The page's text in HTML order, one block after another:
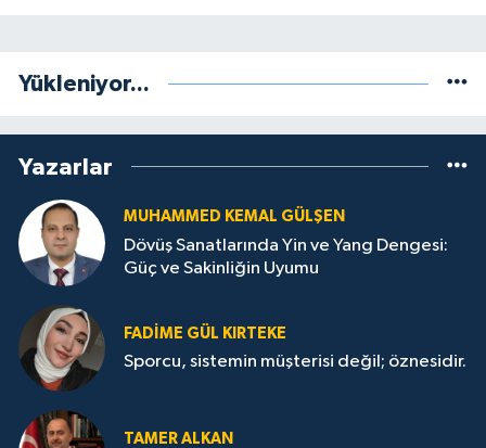
Yükleniyor...
Yazarlar
MUHAMMED KEMAL GÜLŞEN
Dövüş Sanatlarında Yin ve Yang Dengesi:
Güç ve Sakinliğin Uyumu
FADIME GÜL KIRTEKE
Sporcu, sistemin müşterisi değil; öznesidir.
TAMER ALKAN